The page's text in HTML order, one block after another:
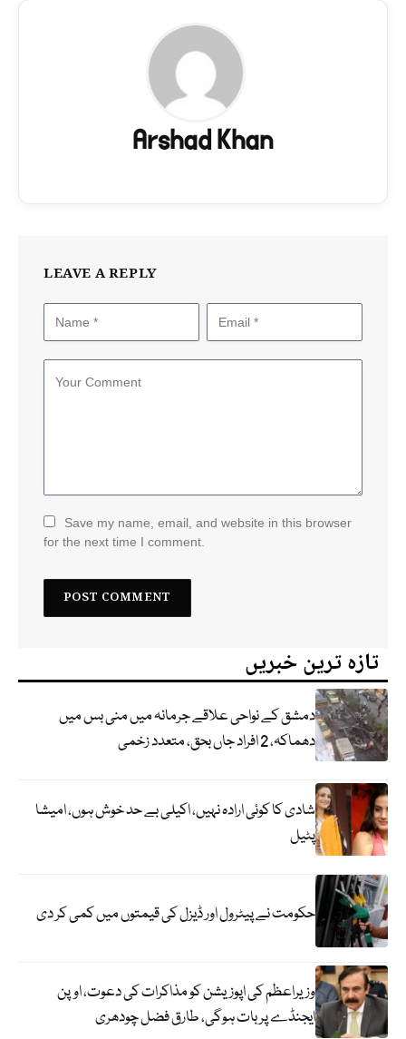
Arshad Khan
LEAVE A REPLY
Save my name, email, and website in this browser
for the next time I comment.
تازہ ترین خبریں
دمشق کے نواحی علاقے جرمانہ میں منی بس میں
دھماکہ، 2 افراد جاں بحق، متعدد زخمی
شادی کا کوئی ارادہ نہیں، اکیلی بے حد خوش ہوں، امیشا
پٹیل
حکومت نے پیٹرول اور ڈیزل کی قیمتوں میں کمی کر دی
وزیراعظم کی اپوزیشن کو مذاکرات کی دعوت، اوپن
ایجنڈے پر بات ہوگی، طارق فضل چودھری